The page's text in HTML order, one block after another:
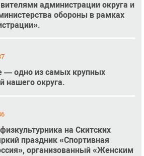
администрации округа и
обороны в рамках
— одно из самых крупных
нашего округа.
на Скитских
праздник «Спортивная
организованный «Женским